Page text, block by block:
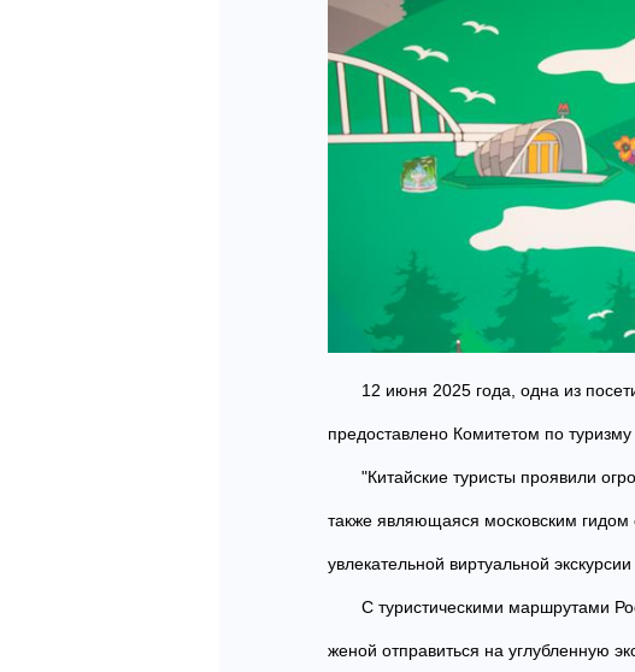
12 июня 2025 года, одна из
предоставлено Комитетом по
"Китайские туристы проявили
также являющаяся московским гидом
увлекательной виртуальной
С туристическими маршрутами
женой отправиться на углубленную